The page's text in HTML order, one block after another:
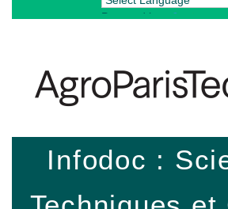
Powered by
Infodoc :